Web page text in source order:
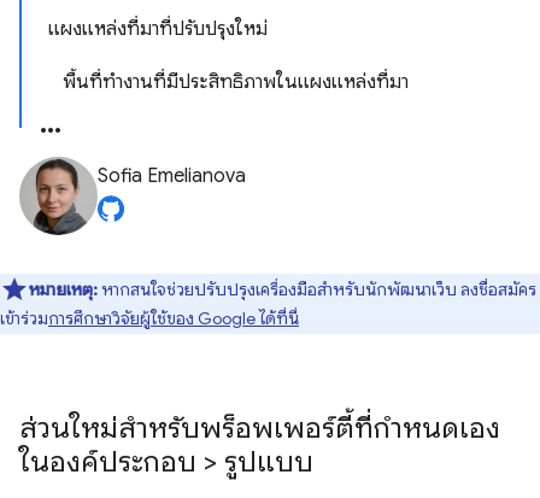
แผงแหล่งที่มาที่ปรับปรุงใหม่
พื้นที่ทำงานที่มีประสิทธิภาพในแผงแหล่งที่มา
Sofia Emelianova
หมายเหตุ: หากสนใจช่วยปรับปรุงเครื่องมือสำหรับนักพัฒนาเว็บ ลงชื่อสมัคร
เข้าร่วมการศึกษาวิจัยผู้ใช้ของ Google ได้ที่นี่
ส่วนใหม่สำหรับพร็อพเพอร์ตี้ที่กำหนดเอง
ในองค์ประกอบ > รูปแบบ